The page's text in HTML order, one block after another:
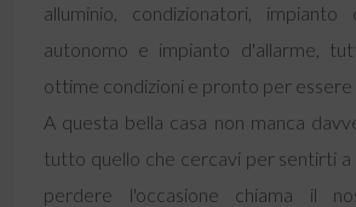
alluminio, condizionatori, impianto
autonomo e impianto d'allarme,
ottime condizioni e pronto per essere
A questa bella casa non manca
tutto quello che cercavi per sentirti a
perdere l'occasione chiama il